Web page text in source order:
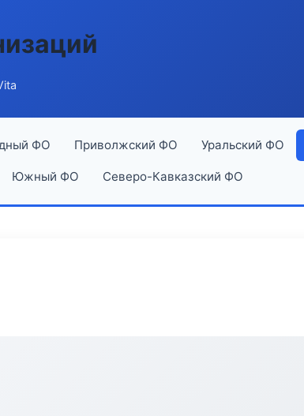
ФО Приволжский ФО Уральский ФО
Южный ФО Северо-Кавказский ФО